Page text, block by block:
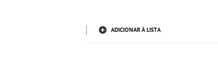
ADICIONAR À LISTA